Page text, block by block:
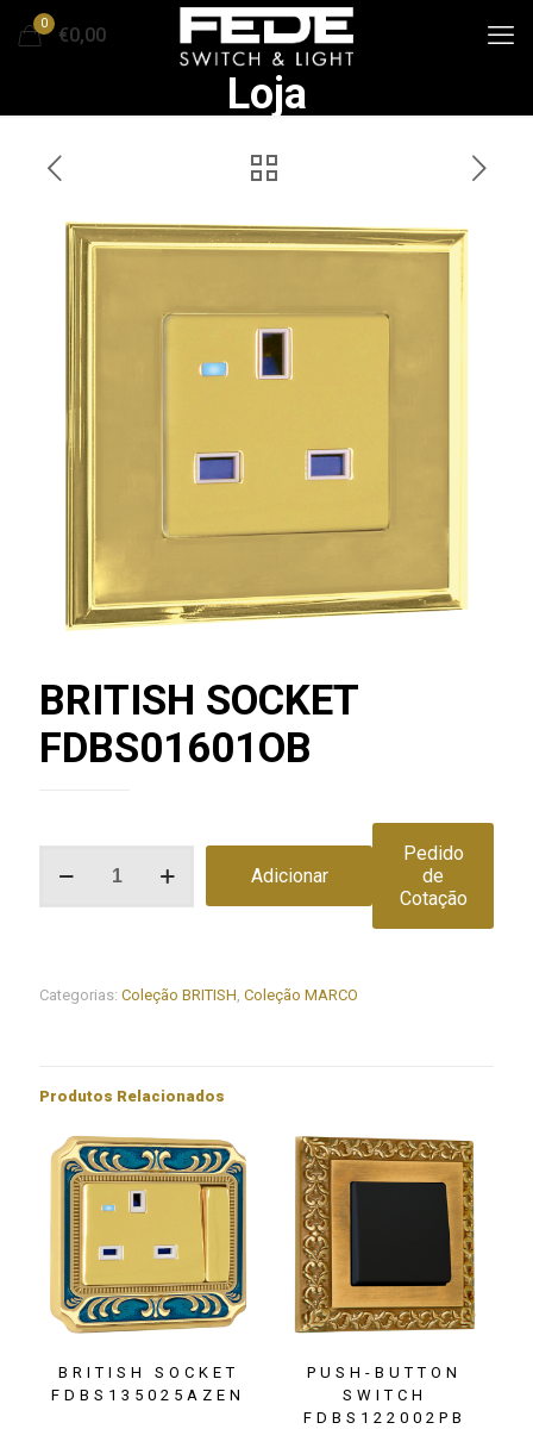
0
€0,00
Loja
BRITISH SOCKET
FDBS01601OB
Adicionar
Pedido
de
Cotação
Categorias: Coleção BRITISH, Coleção MARCO
Produtos Relacionados
BRITISH SOCKET
FDBS135025AZEN
PUSH-BUTTON
SWITCH
FDBS122002PB